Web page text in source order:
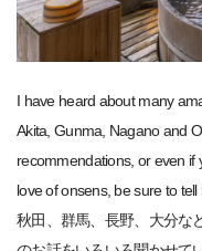
I have heard about many
Akita, Gunma, Nagano and
recommendations, or even if
love of onsens, be sure to
秋田、群馬、長野、大分な